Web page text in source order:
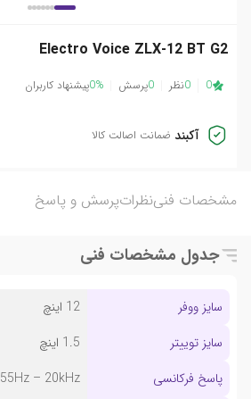
Electro Voice ZLX-12 BT G2
0
0نظر 0پرسش 0%پیشنهاد کاربران
آکبند ضمانت اصالت کالا
مشخصات فنینظراتپرسش و پاسخ
جدول مشخصات فنی
سایز ووفر
12 اینچ
سایز توییتر
1.5 اینچ
پاسخ فرکانسی
55Hz – 20kHz